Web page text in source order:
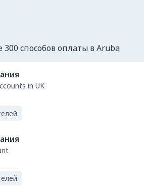
способов оплаты в Aruba
in UK